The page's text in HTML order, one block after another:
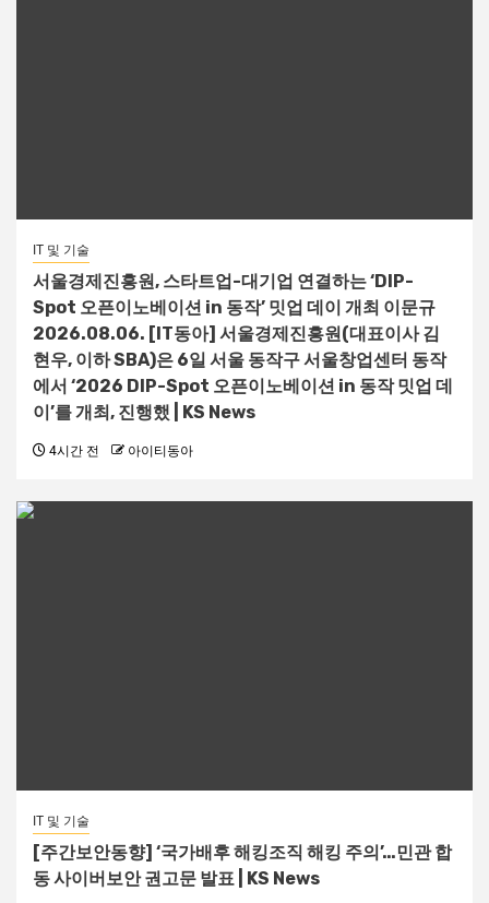
IT 및 기술
서울경제진흥원, 스타트업-대기업 연결하는 ‘DIP-
Spot 오픈이노베이션 in 동작’ 밋업 데이 개최 이문규
2026.08.06. [IT동아] 서울경제진흥원(대표이사 김
현우, 이하 SBA)은 6일 서울 동작구 서울창업센터 동작
에서 ‘2026 DIP-Spot 오픈이노베이션 in 동작 밋업 데
이’를 개최, 진행했 | KS News
4시간 전 아이티동아
IT 및 기술
[주간보안동향] ‘국가배후 해킹조직 해킹 주의’…민관 합
동 사이버보안 권고문 발표 | KS News